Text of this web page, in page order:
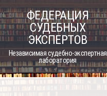
Skip
to
content
ФЕДЕРАЦИЯ
СУДЕБНЫХ
ЭКСПЕРТОВ
Независимая судебно-экспертная
лаборатория